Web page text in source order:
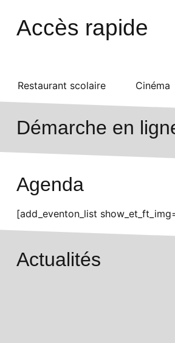
Accès rapide
Restaurant scolaire Cinéma
Démarche en
Agenda
[add_eventon_list
Actualités